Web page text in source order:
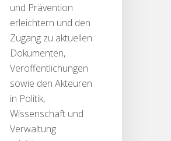
und Prävention
erleichtern und den
Zugang zu aktuellen
Dokumenten,
Veröffentlichungen
sowie den Akteuren
in Politik,
Wissenschaft und
Verwaltung